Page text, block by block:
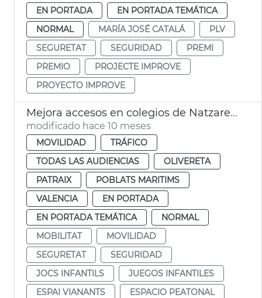
EN PORTADA
EN PORTADA TEMÁTICA
NORMAL
MARÍA JOSÉ CATALÁ
PLV
SEGURETAT
SEGURIDAD
PREMI
PREMIO
PROJECTE IMPROVE
PROYECTO IMPROVE
Mejora accesos en colegios de Natzaret, Soterres y Safranar
modificado hace 10 meses
MOVILIDAD
TRÁFICO
TODAS LAS AUDIENCIAS
OLIVERETA
PATRAIX
POBLATS MARITIMS
VALENCIA
EN PORTADA
EN PORTADA TEMÁTICA
NORMAL
MOBILITAT
MOVILIDAD
SEGURETAT
SEGURIDAD
JOCS INFANTILS
JUEGOS INFANTILES
ESPAI VIANANTS
ESPACIO PEATONAL